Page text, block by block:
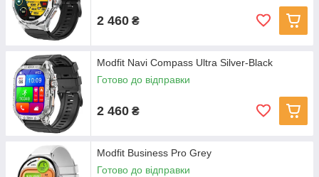
2 460 ₴
Modfit Navi Compass Ultra Silver-Black
Готово до відправки
2 460 ₴
Modfit Business Pro Grey
Готово до відправки